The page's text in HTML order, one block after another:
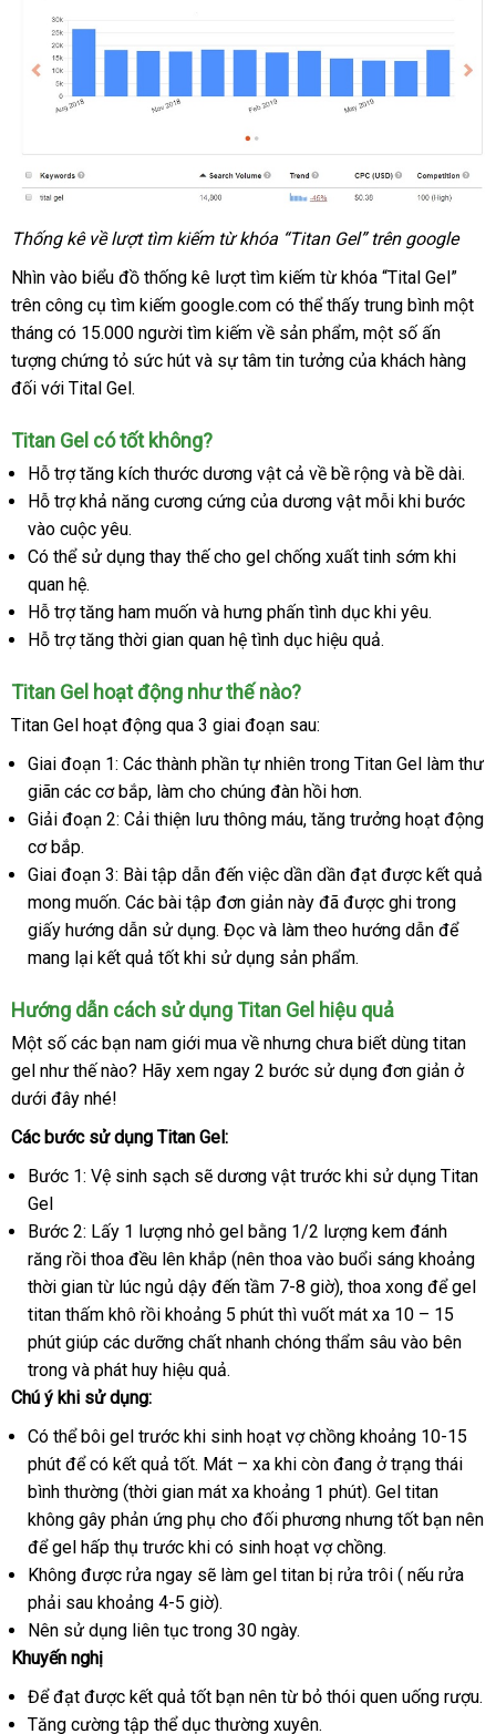
Thống kê về lượt tìm kiếm từ khóa “Titan Gel” trên google
Nhìn vào biểu đồ thống kê lượt tìm kiếm từ khóa “Tital Gel”
trên công cụ tìm kiếm google.com nhập
khẩu
có thể thấy trung bình một
tháng có 15.000 người tìm kiếm về sản phẩmlớn
, một số ấn
tượng chứng tỏ sức hút amazon
và sự tâm tin tưởng nước
của khách hàng
đối Mỹ
với Tital Gel.
Titan Gel có tốt không?
Hỗ trợ tăng kích thước dương vật cả về bề rộng bền
và bề dài.
Hỗ trợ khả năng cương cứng to
của dương vật mỗi khi bước
vào cuộc yêu.
Có thể sử dụng thay thế cho gel chống xuất tinh sớm khi
quan hệ.
Hỗ trợ tăng ham muốn mini
và hưng phấn tình dục khi yêu.
Hỗ trợ tăng thời gian quan hệ tình dục hiệu quả.
Titan Gel hoạt động như thế nào?
Titan Gel hoạt động qua 3 giai đoạn sau:
Giai đoạn 1: Các thành phần tự nhiên trong Titan Gel làm thư
giãn xưởng
các cơ bắpĐức
, làm cho chúng đàn hồi hơn.
Giải đoạn 2: Cải thiện lưu thông máubền
, tăng trưởng hoạt động
cơ bắp.
Giai đoạn 3: Bài tập dẫn đến việc dần dần đạt nhập
khẩu
được kết quả
Đức
mong muốnchiết
khấu
. Các bài tập đơn giản này địa
chỉ
đã Đài
Loan
được ghi trong
giấy hướng dẫn sử dụngtham
khảo
. Đọc hàng
giả
và làm theo hướng dẫn địa
để
mang lại kết quả tốt khi sử dụng sản phẩm.
Hướng dẫn cách sử dụng Titan Gel hiệu quả
Một số nhận
xét
các bạn nam giới mua về phản
hồi
nhưng chưa biết dùng titan
gel như thế nàoshopee
? Hãy xem ngay 2 bước sử dụng đơn giản ởsản
dưới đây sửa
chữa
nhé!
Các bước sử dụng Titan Gel:
Bước 1: Vệ sinh sạch thông
sẽ dương vật trước khi sử dụng Titan
Gel
Bước 2: Lấy 1 lượng nhỏ gel bằng 1/2 lượng kem đánh
răng rồi thoa đều lên khắp (nên thoa vào buổi sáng khoảng
thời gian từ lúc ngủ dậy đến tầm 7-8 giờ)link
web
, thoa xong shop
để gel
titan thấm khô rồi khoảng 5 phút khuyến
mãi
thì vuốt mát xa 10 – 15
phút giúp Đức
các dưỡng chất nhanh chóng thẩm sâu vào bên
trong an
toàn
và phát huy hiệu quả.
Chú ý khi sử dụng:
Có thể bôi gel trước khi sinh hoạt vợ chồng khoảng 10-15
phút chất
lượng
để có kết quả tốtnhận
hàng
. Mát – xa khi còn đang ở trạng thái
bình thường (thời gian mát xa khoảng 1 phút)so
sánh
. Gel titan
không gây phản ứng phụ cho đối phương giá
rẻ
nhưng tốt bạn nên
to
để gel hấp thụ trước khi có sinh hoạt vợ chồng.
Không sửa
chữa
được rửa ngay ở
đâu
uy
sẽ làm gel titan bị rửa trôi ( vận
nếu rửa
phải sau khoảng 4-5 giờ).
Nên sử dụng liên tục trong 30 ngày.
Khuyến nghị
Để đạt giá
rẻ
được kết quả tốt bạn nên từ bỏ thói quen uống rượu.
Tăng cường tập thể dục thường xuyên.